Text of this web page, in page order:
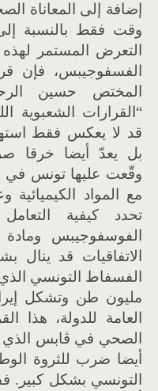
إضافة إلى المعاناة
وقت فقط بالنسبة
التعرض المستمر لهذه
الفسفوجيبس، فإن
المختص حسين
“القرارات
قد لا يعكس فقط
بل يعدّ أيضا خرقا
وقّعت عليها تونس في
مع المواد الكيميائية
تحدد كيفية
الفوسفوجيبس
الاتفاقيات قد
مليون طن وتشكل
العامة للدولة، هذا
الصحي في ڨابس
أيضا ضرب للثروة
التونسي بشكل كبير.